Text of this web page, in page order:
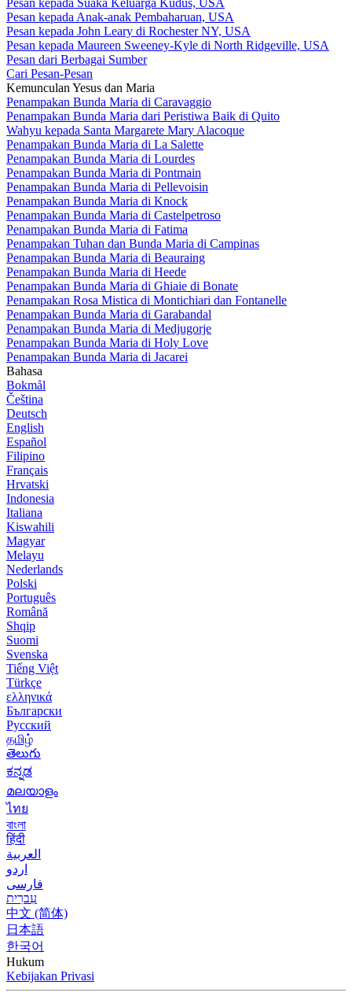
Pesan kepada Anak-anak Pembaharuan, USA
Pesan kepada John Leary di Rochester NY, USA
Pesan kepada Maureen Sweeney-Kyle di North Ridgeville, USA
Pesan dari Berbagai Sumber
Cari Pesan-Pesan
Kemunculan Yesus dan Maria
Penampakan Bunda Maria di Caravaggio
Penampakan Bunda Maria dari Peristiwa Baik di Quito
Wahyu kepada Santa Margarete Mary Alacoque
Penampakan Bunda Maria di La Salette
Penampakan Bunda Maria di Lourdes
Penampakan Bunda Maria di Pontmain
Penampakan Bunda Maria di Pellevoisin
Penampakan Bunda Maria di Knock
Penampakan Bunda Maria di Castelpetroso
Penampakan Bunda Maria di Fatima
Penampakan Tuhan dan Bunda Maria di Campinas
Penampakan Bunda Maria di Beauraing
Penampakan Bunda Maria di Heede
Penampakan Bunda Maria di Ghiaie di Bonate
Penampakan Rosa Mistica di Montichiari dan Fontanelle
Penampakan Bunda Maria di Garabandal
Penampakan Bunda Maria di Medjugorje
Penampakan Bunda Maria di Holy Love
Penampakan Bunda Maria di Jacarei
Bahasa
Bokmål
Čeština
Deutsch
English
Español
Filipino
Français
Hrvatski
Indonesia
Italiana
Kiswahili
Magyar
Melayu
Nederlands
Polski
Português
Română
Shqip
Suomi
Svenska
Tiếng Việt
Türkçe
ελληνικά
Български
Русский
தமிழ்
తెలుగు
ಕನ್ನಡ
മലയാളം
ไทย
বাংলা
हिंदी
العربية
اردو
فارسی
עִברִית
中文 (简体)
日本語
한국어
Hukum
Kebijakan Privasi